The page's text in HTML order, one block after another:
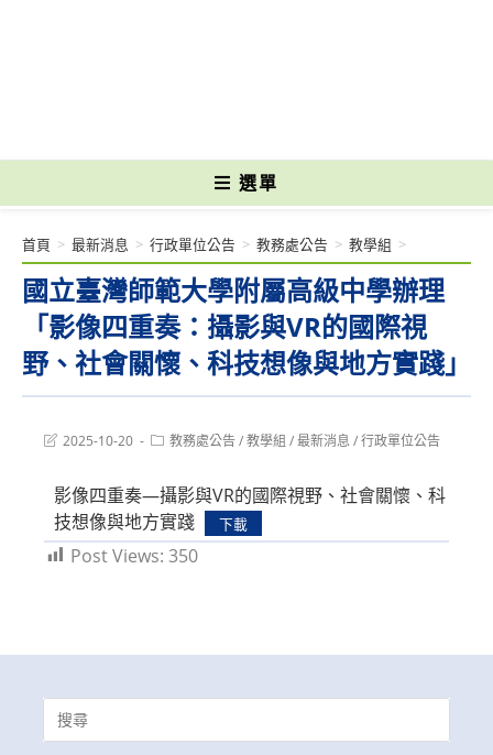
選單
國立臺灣師範大學附屬高級中學辦理
「影像四重奏：攝影與VR的國際視
野、社會關懷、科技想像與地方實踐」
首頁 > 最新消息 > 行政單位公告 > 教務處公告 > 教學組 >
Post2025-10-20
Post教務處公告/教學組 /最新消息 /行政單位公告
影像四重奏—攝影與VR的國際視野、社會關懷、科
技想像與地方實踐
下載
Post Views: 350
Search
for: